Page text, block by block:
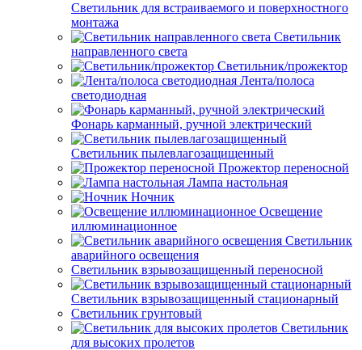
Светильник для встраиваемого и поверхностного
монтажа
Светильник
направленного света
Светильник/прожектор
Лента/полоса
светодиодная
Фонарь карманный, ручной электрический
Светильник пылевлагозащищенный
Прожектор переносной
Лампа настольная
Ночник
Освещение
иллюминационное
Светильник
аварийного освещения
Светильник взрывозащищенный переносной
Светильник взрывозащищенный стационарный
Светильник грунтовый
Светильник
для высоких пролетов